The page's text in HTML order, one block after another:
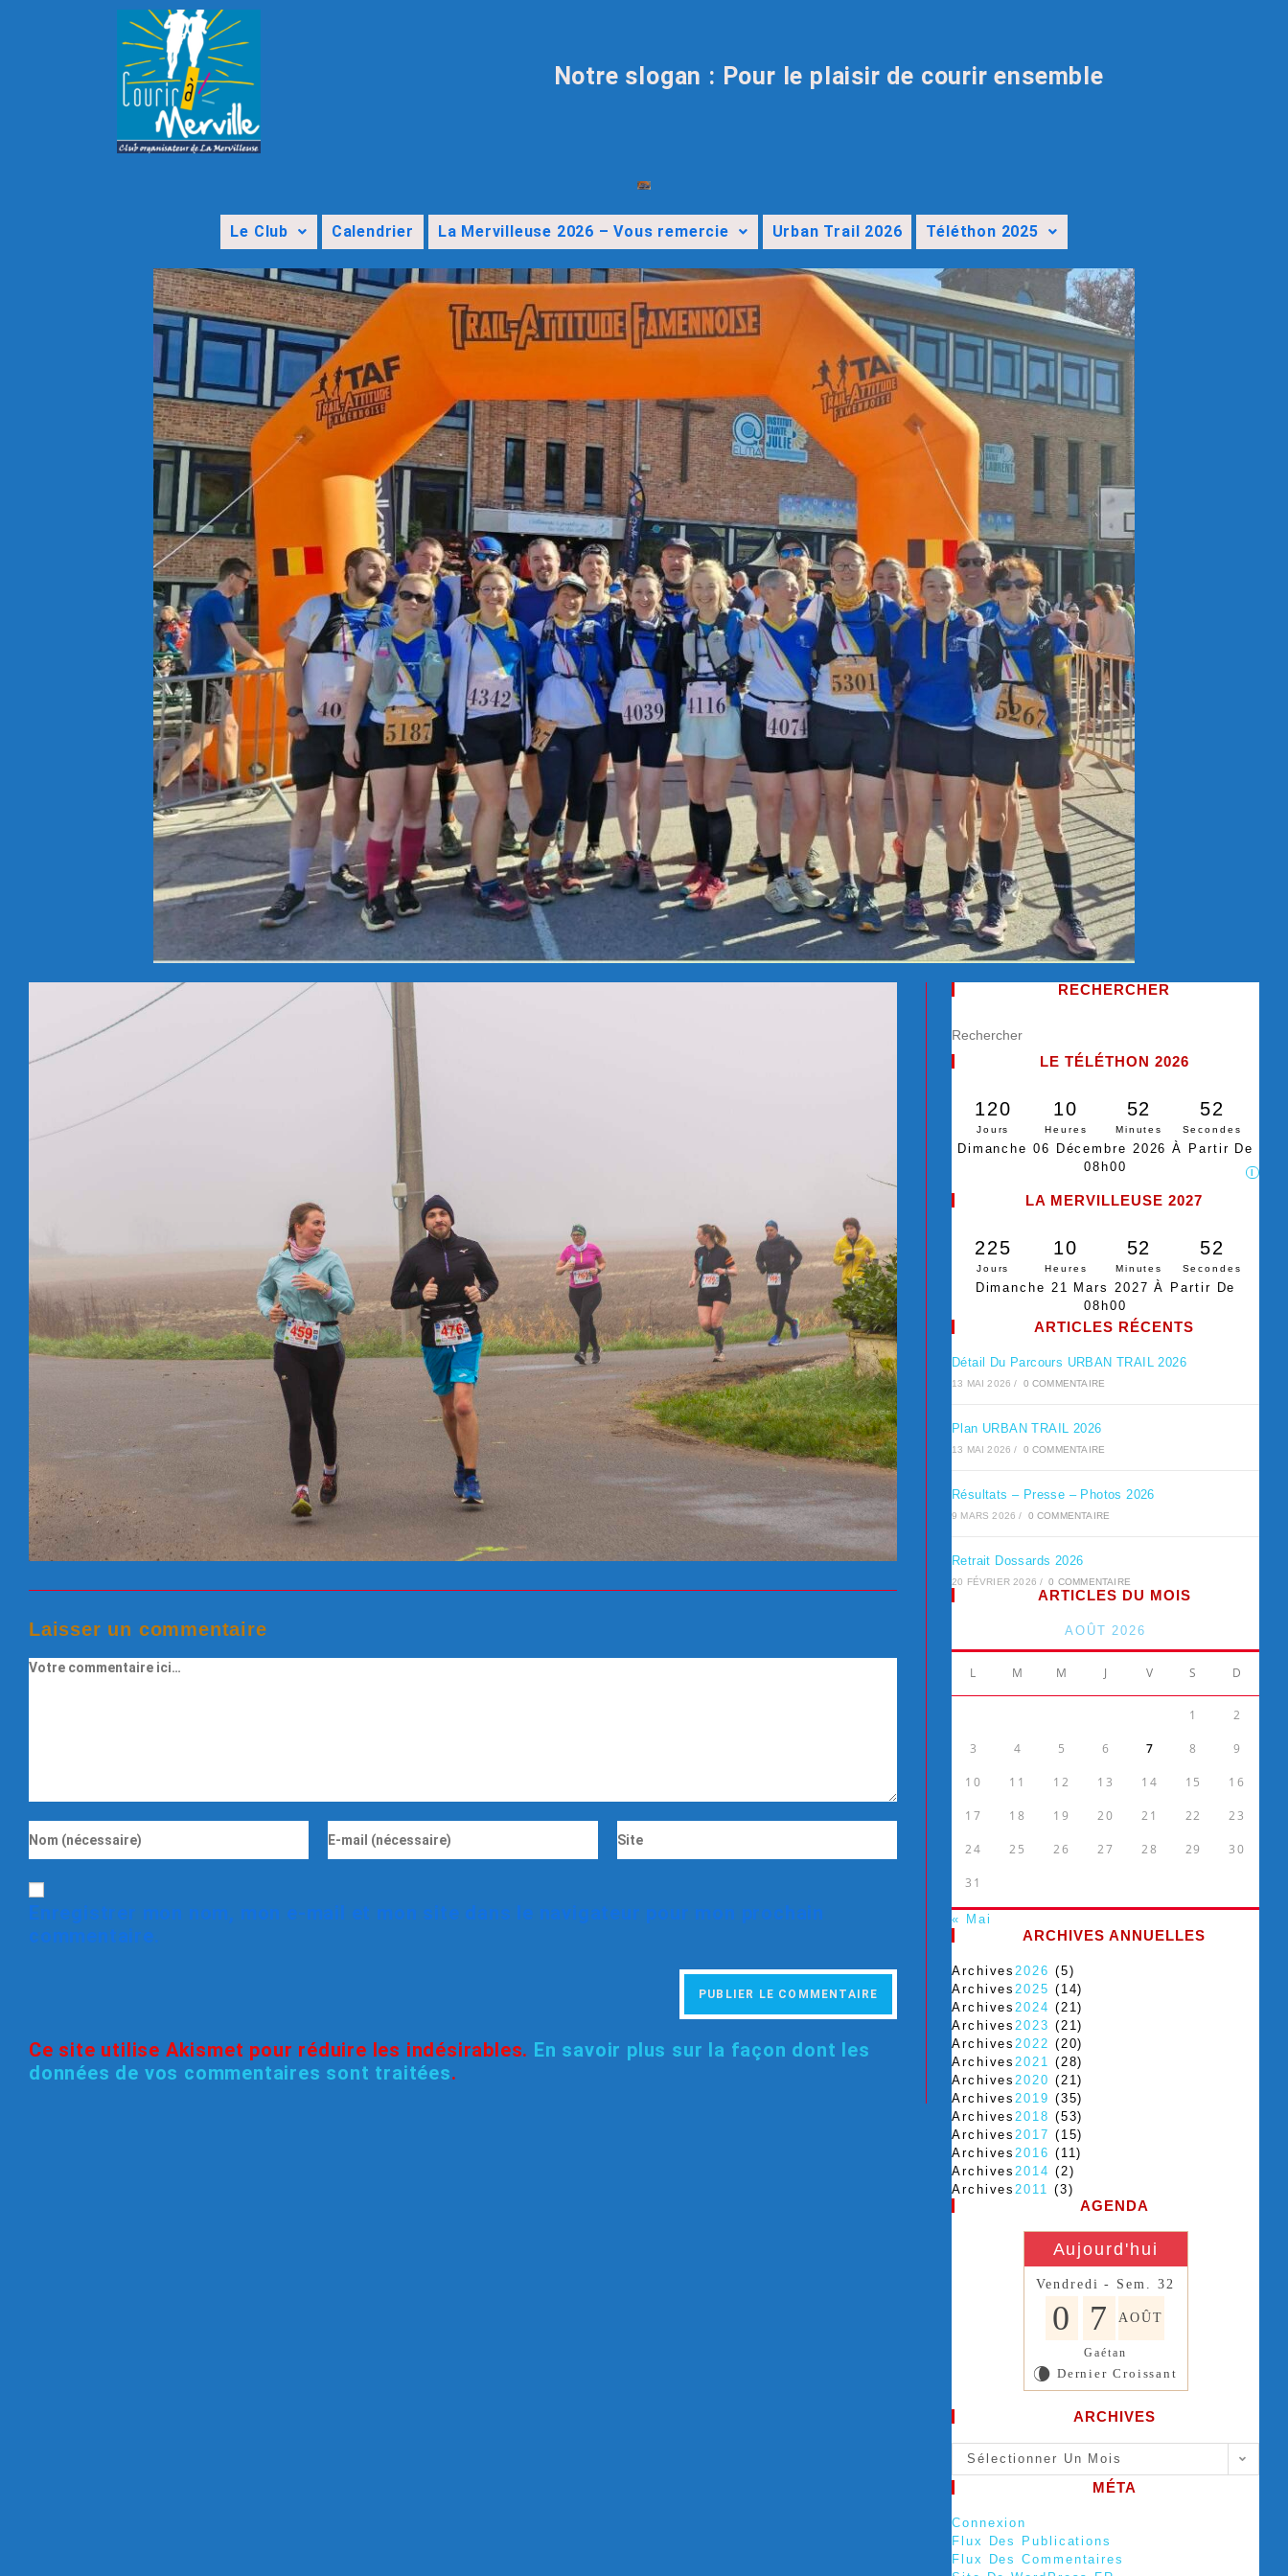
Notre slogan : Pour le plaisir de courir ensemble
Le Club Calendrier La Mervilleuse 2026 – Vous remercie Urban Trail 2026 Téléthon 2025
Laisser un commentaire
Enregistrer mon nom, mon e-mail et mon site dans le navigateur pour mon prochain
commentaire.
Ce site utilise Akismet pour réduire les indésirables. En savoir plus sur la façon dont les
données de vos commentaires sont traitées.
RECHERCHER
LE TÉLÉTHON 2026
120
Jours
10
Heures
52
Minutes
51
Secondes
Dimanche 06 Décembre 2026 À Partir De
08h00
LA MERVILLEUSE 2027
225
Jours
10
Heures
52
Minutes
51
Secondes
Dimanche 21 Mars 2027 À Partir De
08h00
ARTICLES RÉCENTS
Détail Du Parcours URBAN TRAIL 2026
13 MAI 2026 / 0 COMMENTAIRE
Plan URBAN TRAIL 2026
13 MAI 2026 / 0 COMMENTAIRE
Résultats – Presse – Photos 2026
9 MARS 2026 / 0 COMMENTAIRE
Retrait Dossards 2026
20 FÉVRIER 2026 / 0 COMMENTAIRE
ARTICLES DU MOIS
AOÛT 2026
L M M J V S D
1 2
3 4 5 6 7 8 9
10 11 12 13 14 15 16
17 18 19 20 21 22 23
24 25 26 27 28 29 30
31
« Mai
ARCHIVES ANNUELLES
Archives2026 (5)
Archives2025 (14)
Archives2024 (21)
Archives2023 (21)
Archives2022 (20)
Archives2021 (28)
Archives2020 (21)
Archives2019 (35)
Archives2018 (53)
Archives2017 (15)
Archives2016 (11)
Archives2014 (2)
Archives2011 (3)
AGENDA
Aujourd'hui
Vendredi - Sem. 32
0 7 AOÛT
Gaétan
V Dernier Croissant
ARCHIVES
Sélectionner Un Mois
MÉTA
Connexion
Flux Des Publications
Flux Des Commentaires